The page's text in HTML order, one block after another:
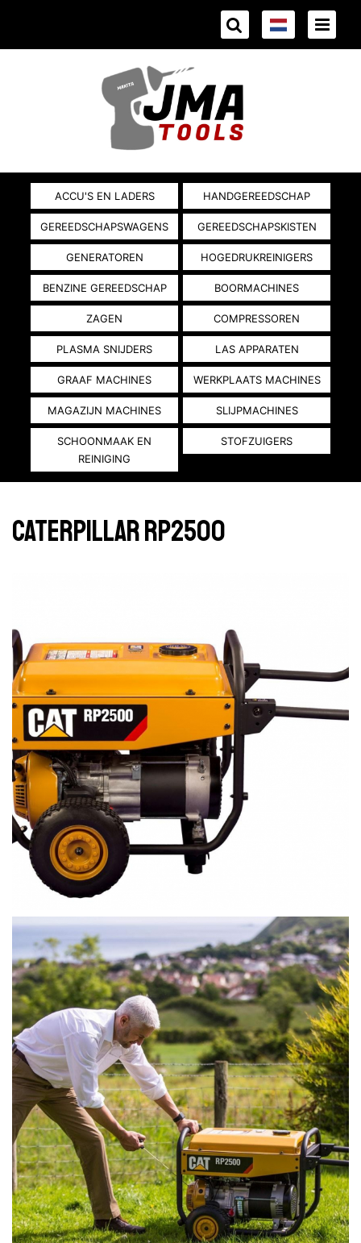
ACCU'S EN LADERS HANDGEREEDSCHAP
GEREEDSCHAPSWAGENS GEREEDSCHAPSKISTEN
GENERATOREN HOGEDRUKREINIGERS
BENZINE GEREEDSCHAP BOORMACHINES
ZAGEN COMPRESSOREN
PLASMA SNIJDERS LAS APPARATEN
GRAAF MACHINES WERKPLAATS MACHINES
MAGAZIJN MACHINES SLIJPMACHINES
SCHOONMAAK EN
REINIGING
STOFZUIGERS
Caterpillar RP2500